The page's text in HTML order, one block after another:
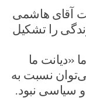
آقای هاشمی
را تشکیل
«دیانت ما
نسبت به
سیاسی نبود.